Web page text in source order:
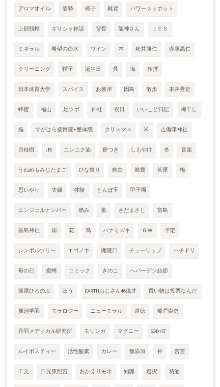
アロマオイル 姿勢 椅子 雑貨 パワースッポット
上部頸椎 ギリシャ神話 背骨 龍神さん ＪＥＳ
ミネラル 希望の命水 ワイン 本 舩井勝仁 赤塚高仁
クリーニング 帽子 誕生日 呉 海 相撲
日本体育大学 スパイス お彼岸 因島 散歩 本井秀定
蜂蜜 福山 足ツボ 神社 祝日 いいこと日記 梅干し
脳 すがはら接骨院+整体院 クリスマス 米 吉備津神社
月桂樹 JES ニンニク油 餅つき しもやけ 冬 音楽
うねめもみじたまご ひな祭り 自由 燃費 菅原 梅
思いやり 夫婦 体験 とんぼ玉 甲子園
エンジェルナンバー 痛み 歌 さだまさし 宮島
厳島神社 雨 花 鳥 ハナミズキ ＧＷ 予定
シンボルツリー エゴノキ 開院日 チューリップ ハチドリ
母の日 蜜蜂 コミック きのこ へバーデン結節
藤原ひろのぶ ほう EARTHおじさん46億才 買い物は投票なんだ
廣池学園 モラロジー ニューモラル 道徳 船戸崇史
丹羽メディカル研究所 モリンガ マグニー SOD-IST
ルイボスティー 活性酸素 カレー 無添加 神 言霊
干支 日光東照宮 おかえりモネ 知識 選択 精油